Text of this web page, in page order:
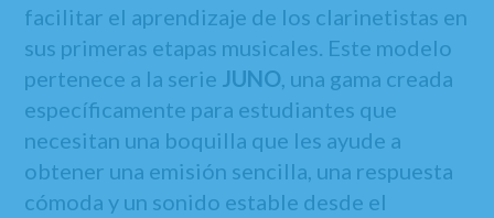
facilitar el aprendizaje de los clarinetistas en
sus primeras etapas musicales. Este modelo
pertenece a la serie JUNO, una gama creada
específicamente para estudiantes que
necesitan una boquilla que les ayude a
obtener una emisión sencilla, una respuesta
cómoda y un sonido estable desde el